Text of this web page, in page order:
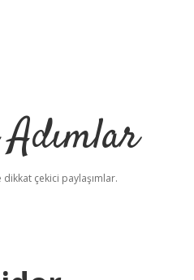
çekici paylaşımlar.